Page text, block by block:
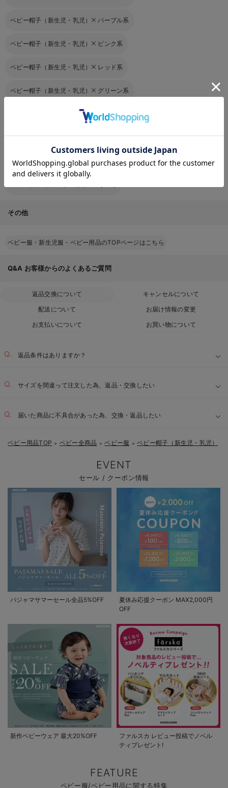
ベビー帽子（新生児・乳児） パープル系
ベビー帽子（新生児・乳児） ピンク系
ベビー帽子（新生児・乳児） レッド系
ベビー帽子（新生児・乳児） グリーン系
ベビー帽子（新生児・乳児） イエロー系
ベビー帽子（新生児・乳児） オレンジ系
ベビー帽子（新生児・乳児） マルチ系
その他
ベビー服・新生児服・ベビー用品のTOPページはこちら
Q&A お客様からのよくあるご質問
返品交換について
キャンセルについて
配送について
お届け情報の変更
お支払いについて
お買い物について
返品条件はありますか？
サイズを間違って注文した為、返品・交換したい
届いた商品に不具合があった為、交換・返品したい
お気に入り商品を確認する
ベビー用品TOP ＞ ベビー全商品 ＞ ベビー服 ＞ ベビー帽子（新生児・乳児）
EVENT
セール / クーポン情報
パジャマサマーセール全品5%OFF
夏休み応援クーポン MAX2,000円
OFF
新作ベビーウェア 最大20%OFF
ファルスカ レビュー投稿でノベル
ティプレゼント!
FEATURE
ベビー服/ベビー用品に関する特集